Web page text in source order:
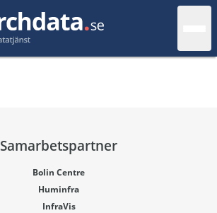
Samarbetspartner
Bolin Centre
Huminfra
InfraVis